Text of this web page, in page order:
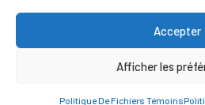
Accepter
Afficher les
Politique De Fichiers Témoins